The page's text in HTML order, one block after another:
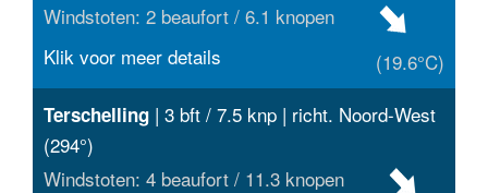
Windstoten: 2 beaufort / 6.1 knopen
(19.6°C)
Klik voor meer details
Terschelling | 3 bft / 7.5 knp | richt. Noord-West
(294°)
Windstoten: 4 beaufort / 11.3 knopen